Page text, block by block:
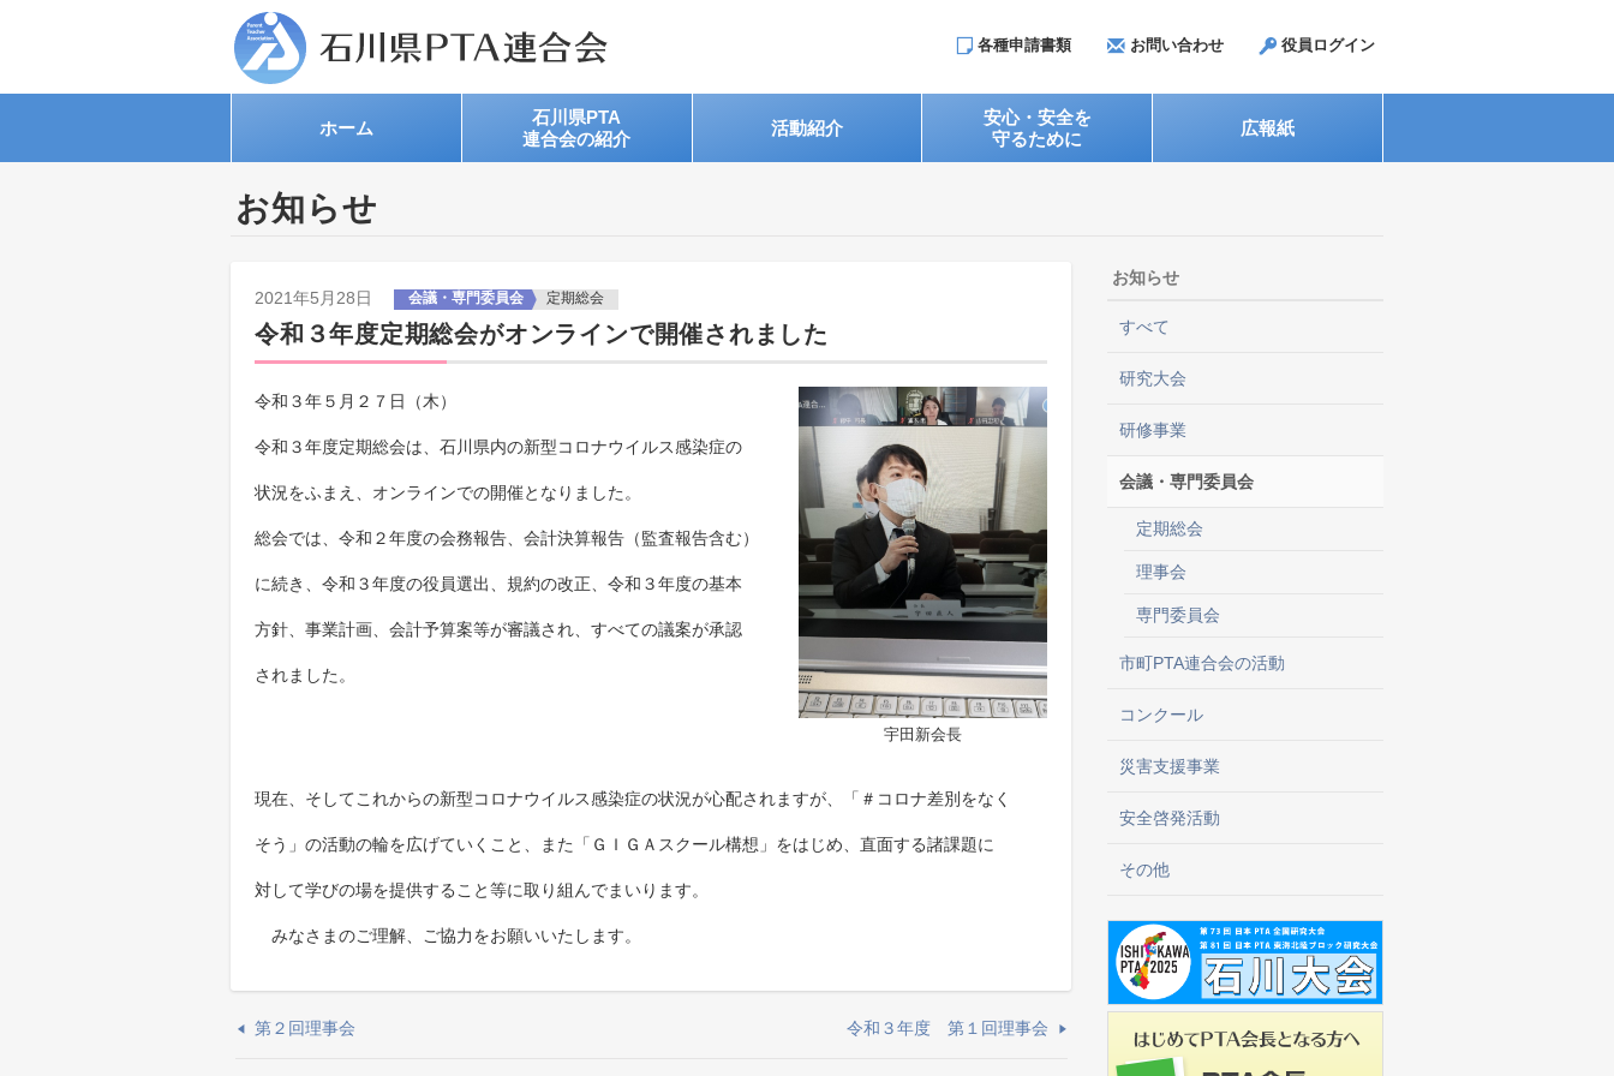
各種申請書類 お問い合わせ 役員ログイン
ホーム
石川県PTA
連合会の紹介
活動紹介
安心・安全を
守るために
広報紙
お知らせ
2021年5月28日 会議・専門委員会 定期総会
令和３年度定期総会がオンラインで開催されました
​令和３年５月２７日（木）
令和３年度定期総会は、石川県内の新型コロナウイルス感染症の
状況をふまえ、オンラインでの開催となりました。
総会では、令和２年度の会務報告、会計決算報告（監査報告含む）
に続き、令和３年度の役員選出、規約の改正、令和３年度の基本
方針、事業計画、会計予算案等が審議され、すべての議案が承認
されました。
宇田新会長
​現在、そしてこれからの新型コロナウイルス感染症の状況が心配されますが、「＃コロナ差別をなく
そう」の活動の輪を広げていくこと、また「ＧＩＧＡスクール構想」をはじめ、直面する諸課題に
対して学びの場を提供すること等に取り組んでまいります。
みなさまのご理解、ご協力をお願いいたします。
第２回理事会 令和３年度 第１回理事会
お知らせ
すべて
研究大会
研修事業
会議・専門委員会
定期総会
理事会
専門委員会
市町PTA連合会の活動
コンクール
災害支援事業
安全啓発活動
その他